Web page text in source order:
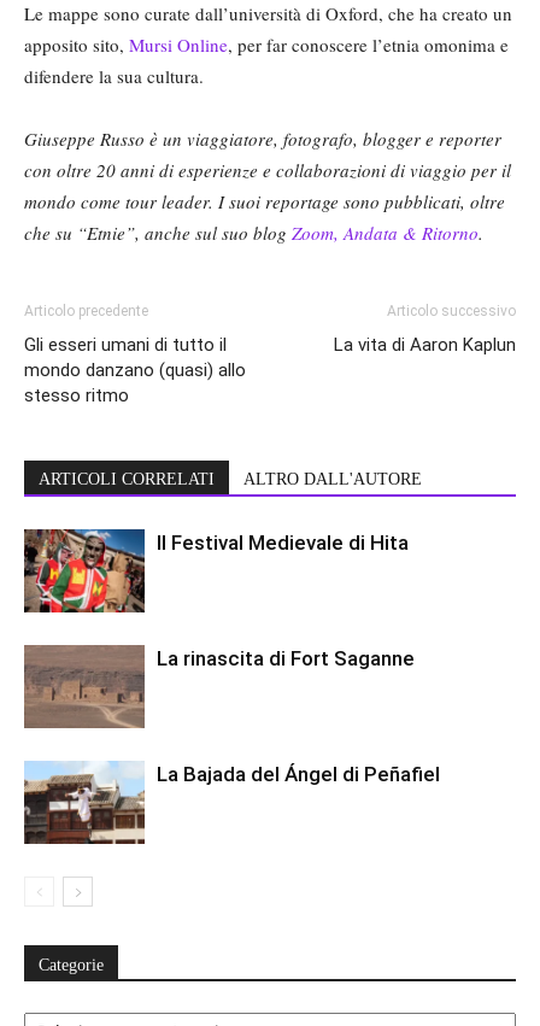
Le mappe sono curate dall’università di Oxford, che ha creato un
apposito sito, Mursi Online, per far conoscere l’etnia omonima e
difendere la sua cultura.
Giuseppe Russo è un viaggiatore, fotografo, blogger e reporter
con oltre 20 anni di esperienze e collaborazioni di viaggio per il
mondo come tour leader. I suoi reportage sono pubblicati, oltre
che su “Etnie”, anche sul suo blog Zoom, Andata & Ritorno.
Articolo precedente
Gli esseri umani di tutto il
mondo danzano (quasi) allo
stesso ritmo
Articolo successivo
La vita di Aaron Kaplun
ARTICOLI CORRELATI ALTRO DALL'AUTORE
Il Festival Medievale di Hita
La rinascita di Fort Saganne
La Bajada del Ángel di Peñafiel
Categorie
Categorie